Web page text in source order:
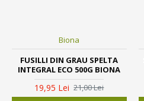
Biona
FUSILLI DIN GRAU SPELTA
INTEGRAL ECO 500G BIONA
19,95 Lei 21,00 Lei